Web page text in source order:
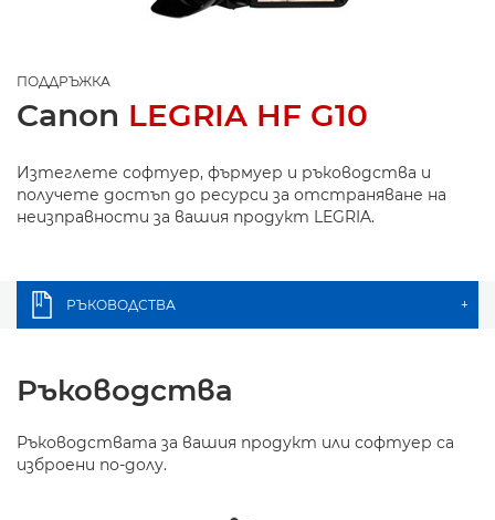
ПОДДРЪЖКА
Canon LEGRIA HF G10
Изтеглете софтуер, фърмуер и ръководства и
получете достъп до ресурси за отстраняване на
неизправности за вашия продукт LEGRIA.
РЪКОВОДСТВА +
Ръководства
Ръководствата за вашия продукт или софтуер са
изброени по-долу.